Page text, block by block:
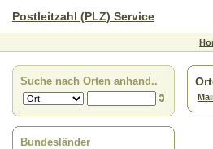
Postleitzahl (PLZ) Service
Suche nach Orten anhand..
Bundesländer